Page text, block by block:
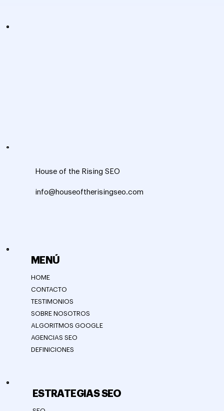
MENÚ
HOME
CONTACTO
TESTIMONIOS
SOBRE NOSOTROS
ALGORITMOS GOOGLE
AGENCIAS SEO
DEFINICIONES
ESTRATEGIAS SEO
House of the Rising SEO
info@houseoftherisingseo.com